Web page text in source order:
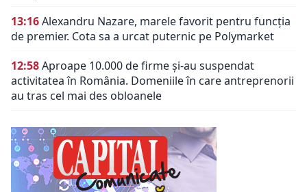
13:16Alexandru Nazare, marele favorit pentru funcția
de premier. Cota sa a urcat puternic pe Polymarket
12:58Aproape 10.000 de firme și-au suspendat
activitatea în România. Domeniile în care antreprenorii
au tras cel mai des obloanele